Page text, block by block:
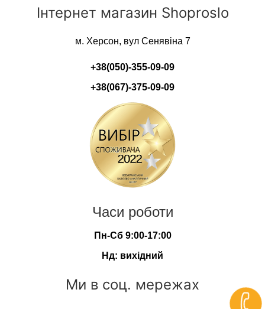
Інтернет магазин Shoproslo
м. Херсон, вул Сенявіна 7
+38(050)-355-09-09
+38(067)-375-09-09
Часи роботи
Пн-Сб 9:00-17:00
Нд: вихідний
Ми в соц. мережах